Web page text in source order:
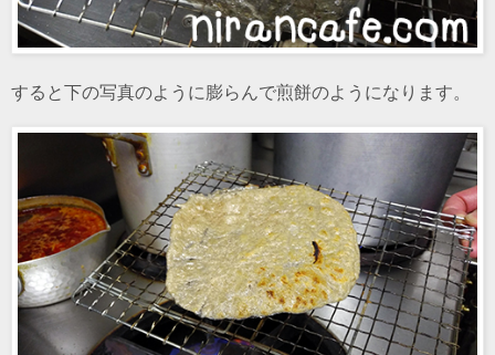
すると下の写真のように膨らんで煎餅のようになります。